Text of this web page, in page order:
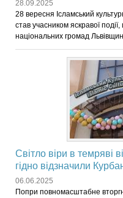
28.09.2025
28 вересня Ісламський
став учасником яскравої
національних громад
Світло віри в темряві
гідно відзначили
06.06.2025
Попри повномасштабне